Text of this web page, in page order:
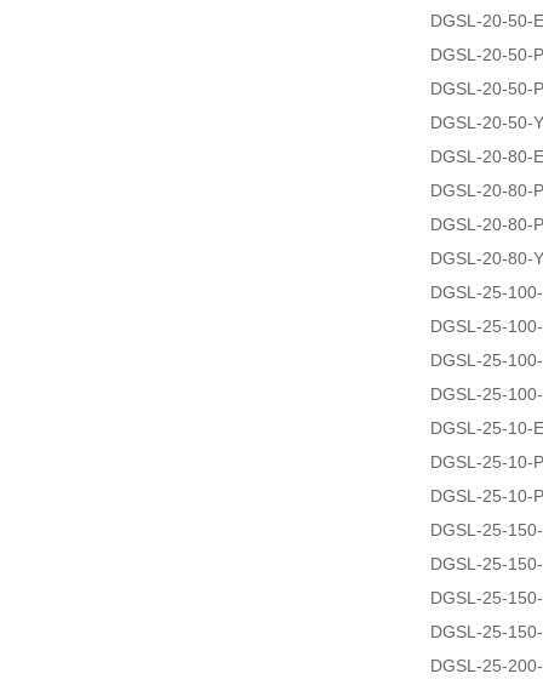
DGSL-20-50-
DGSL-20-50-
DGSL-20-50-
DGSL-20-50-
DGSL-20-80-
DGSL-20-80-
DGSL-20-80-
DGSL-20-80-
DGSL-25-
DGSL-25-
DGSL-25-
DGSL-25-
DGSL-25-10-
DGSL-25-10-
DGSL-25-10-
DGSL-25-
DGSL-25-
DGSL-25-
DGSL-25-
DGSL-25-